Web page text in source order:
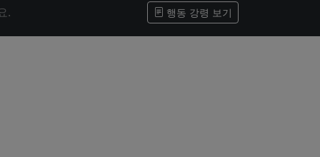
. 행동 강령 보기